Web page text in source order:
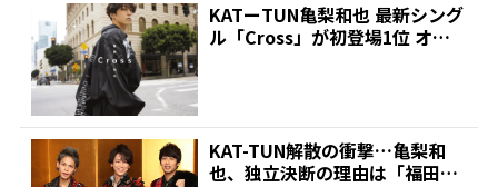
KATーTUN亀梨和也 最新シング
ル「Cross」が初登場1位 オリ
KAT-TUN解散の衝撃…亀梨和
也、独立決断の理由は「福田社